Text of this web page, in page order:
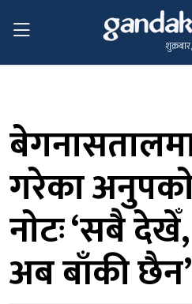
गरेका
नाेटः ‘सबै
अब बाँकी छैन’